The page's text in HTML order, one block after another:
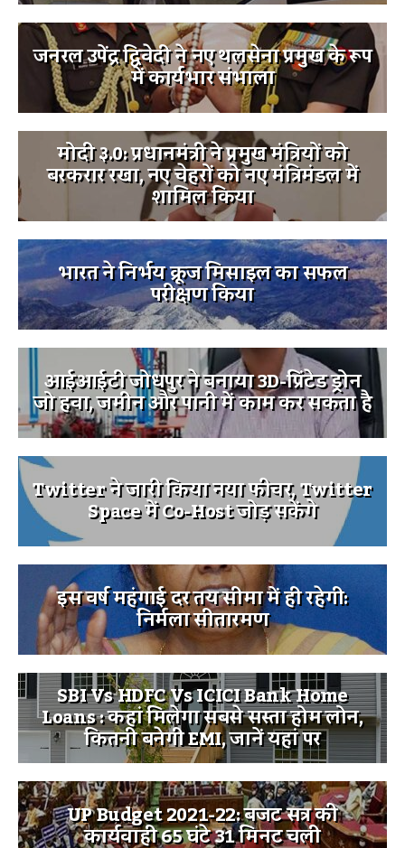
जनरल उपेंद्र द्विवेदी ने नए थलसेना प्रमुख के रूप
में कार्यभार संभाला
मोदी ३.0: प्रधानमंत्री ने प्रमुख मंत्रियों को
बरकरार रखा, नए चेहरों को नए मंत्रिमंडल में
शामिल किया
भारत ने निर्भय क्रूज मिसाइल का सफल
परीक्षण किया
आईआईटी जोधपुर ने बनाया 3D-प्रिंटेड ड्रोन
जो हवा, जमीन और पानी में काम कर सकता है
Twitter ने जारी किया नया फीचर, Twitter
Space में Co-Host जोड़ सकेंगे
इस वर्ष महंगाई दर तय सीमा में ही रहेगी:
निर्मला सीतारमण
SBI Vs HDFC Vs ICICI Bank Home
Loans : कहां मिलेगा सबसे सस्ता होम लोन,
कितनी बनेगी EMI, जानें यहां पर
UP Budget 2021-22: बजट सत्र की
कार्यवाही 65 घंटे 31 मिनट चली